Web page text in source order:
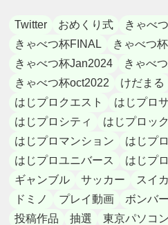
Twitter おめくり式
きゃべ
きゃべつ杯FINAL
きゃべつ
きゃべつ杯Jan2024
きゃべ
きゃべつ杯oct2022
けだまる
はじプロクエスト
はじプロ
はじプロシティ
はじプロッ
はじプロマンション
はじプ
はじプロユニバース
はじプ
ギャンブル
サッカー スイ
ドミノ
プレイ動画 ボンバ
投稿作品
抽選 東京パソコ